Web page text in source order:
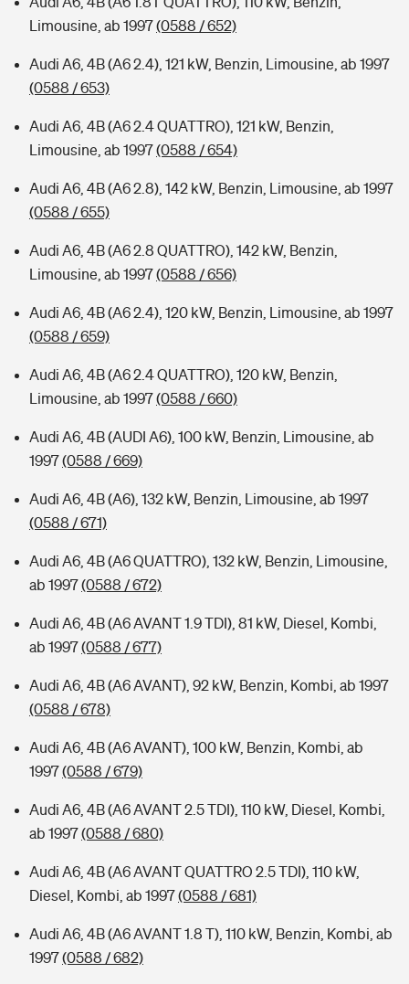
Limousine, ab 1997(0588 / 652)
Audi A6, 4B (A6 2.4), 121 kW, Benzin, Limousine, ab 1997
(0588 / 653)
Audi A6, 4B (A6 2.4 QUATTRO), 121 kW, Benzin,
Limousine, ab 1997(0588 / 654)
Audi A6, 4B (A6 2.8), 142 kW, Benzin, Limousine, ab 1997
(0588 / 655)
Audi A6, 4B (A6 2.8 QUATTRO), 142 kW, Benzin,
Limousine, ab 1997(0588 / 656)
Audi A6, 4B (A6 2.4), 120 kW, Benzin, Limousine, ab 1997
(0588 / 659)
Audi A6, 4B (A6 2.4 QUATTRO), 120 kW, Benzin,
Limousine, ab 1997(0588 / 660)
Audi A6, 4B (AUDI A6), 100 kW, Benzin, Limousine, ab
1997(0588 / 669)
Audi A6, 4B (A6), 132 kW, Benzin, Limousine, ab 1997
(0588 / 671)
Audi A6, 4B (A6 QUATTRO), 132 kW, Benzin, Limousine,
ab 1997(0588 / 672)
Audi A6, 4B (A6 AVANT 1.9 TDI), 81 kW, Diesel, Kombi,
ab 1997(0588 / 677)
Audi A6, 4B (A6 AVANT), 92 kW, Benzin, Kombi, ab 1997
(0588 / 678)
Audi A6, 4B (A6 AVANT), 100 kW, Benzin, Kombi, ab
1997(0588 / 679)
Audi A6, 4B (A6 AVANT 2.5 TDI), 110 kW, Diesel, Kombi,
ab 1997(0588 / 680)
Audi A6, 4B (A6 AVANT QUATTRO 2.5 TDI), 110 kW,
Diesel, Kombi, ab 1997(0588 / 681)
Audi A6, 4B (A6 AVANT 1.8 T), 110 kW, Benzin, Kombi, ab
1997(0588 / 682)